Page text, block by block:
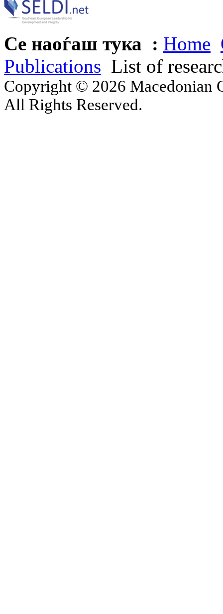
Се наоѓаш тука : Home
Publications List of
Copyright © 2026 Macedonian
All Rights Reserved.